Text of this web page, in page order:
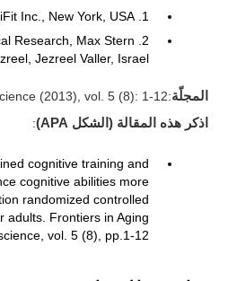
1. CogniFit Inc., New York, USA.
Research, Max Stern
Jezreel Valler, Israel.
المجلّة:Frontiers in Aging Neuroscience (2013), vol. 5 (8): 1-12.
اذكر هذه المقالة (الشكل APA)
:
cognitive training and
cognitive abilities more
randomized controlled
adults. Frontiers in Aging
vol. 5 (8), pp.1-12.